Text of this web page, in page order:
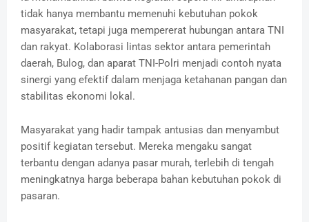
tidak hanya membantu memenuhi kebutuhan pokok
masyarakat, tetapi juga mempererat hubungan antara TNI
dan rakyat. Kolaborasi lintas sektor antara pemerintah
daerah, Bulog, dan aparat TNI-Polri menjadi contoh nyata
sinergi yang efektif dalam menjaga ketahanan pangan dan
stabilitas ekonomi lokal.
Masyarakat yang hadir tampak antusias dan menyambut
positif kegiatan tersebut. Mereka mengaku sangat
terbantu dengan adanya pasar murah, terlebih di tengah
meningkatnya harga beberapa bahan kebutuhan pokok di
pasaran.